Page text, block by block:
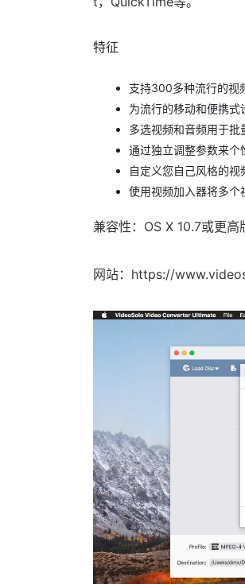
特征
支持300多种流行的视
为流行的移动和便携式
多选视频和音频用于批
通过独立调整参数来个
自定义您自己风格的视
使用视频加入器将多个
兼容性：OS X 10.7或更高
网站：https://